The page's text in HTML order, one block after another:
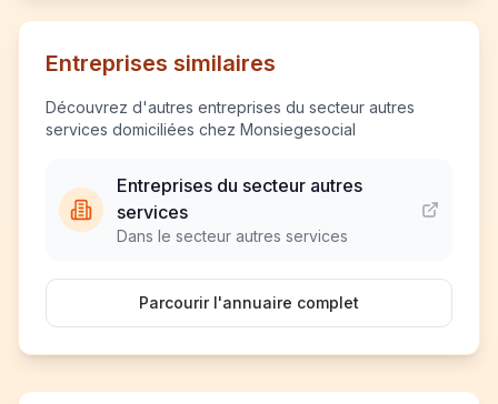
Entreprises similaires
Découvrez d'autres entreprises du secteur autres
services domiciliées chez Monsiegesocial
Entreprises du secteur autres
services
Dans le secteur autres services
Parcourir l'annuaire complet